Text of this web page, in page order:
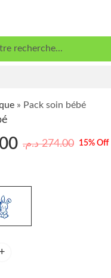
» Pack soin bébé
274.00 د.م. 15% Off